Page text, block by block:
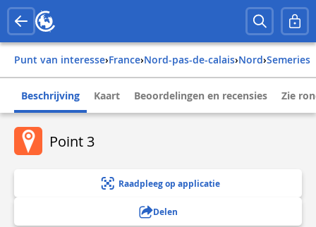
Punt van interesse› france› nord-pas-de-calais› nord› semeries
Beschrijving Kaart Beoordelingen en recensies Zie
Point 3
Raadpleeg op applicatie
Delen